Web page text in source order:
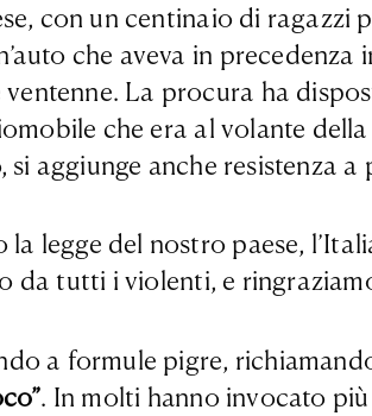
con un centinaio di ragazzi
che aveva in
La procura ha
che era al volante
aggiunge anche resistenza
legge del nostro paese,
da tutti i violenti, e
a formule pigre,
. In molti hanno invocato